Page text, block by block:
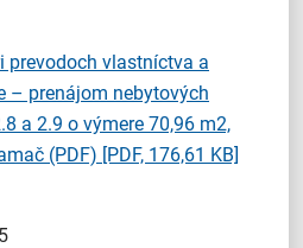
prevodoch vlastníctva a
– prenájom nebytových
a 2.9 o výmere 70,96 m2,
(PDF) [PDF, 176,61 KB]